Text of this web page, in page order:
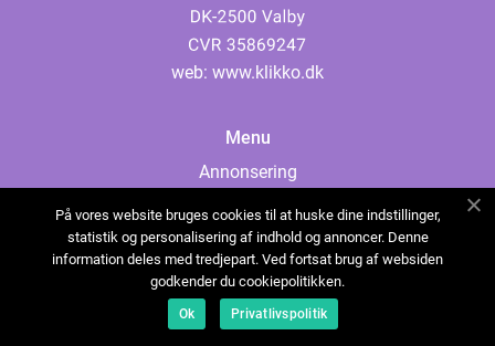
web: www.klikko.dk
Menu
Annonsering
Cookies
Kontakta oss
Sitemap
På vores website bruges cookies til at huske dine indstillinger,
statistik og personalisering af indhold og annoncer. Denne
information deles med tredjepart. Ved fortsat brug af websiden
godkender du cookiepolitikken.
Ok Privatlivspolitik